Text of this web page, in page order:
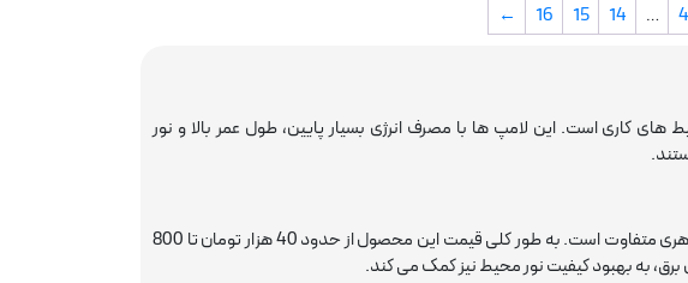
4
…
14
15
16
←
های کاری است. این لامپ ها با مصرف انرژی بسیار پایین، طول عمر بالا و نور
بسته به برند، توان (وات)، نوع سرپیچ و شکل ظاهری متفاوت است. به طور کلی قیمت این محصول از حدود 40 هزار تومان تا 800
به بهبود کیفیت نور محیط نیز کمک می کند.